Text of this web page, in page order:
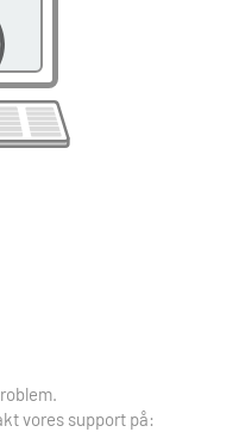
vores support på: